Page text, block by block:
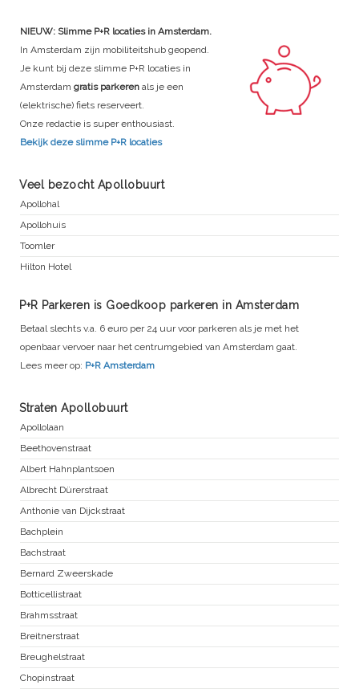
NIEUW: Slimme P+R locaties in Amsterdam.
In Amsterdam zijn mobiliteitshub geopend.
Je kunt bij deze slimme P+R locaties in
Amsterdam gratis parkeren als je een
(elektrische) fiets reserveert.
Onze redactie is super enthousiast.
Bekijk deze slimme P+R locaties
Veel bezocht Apollobuurt
Apollohal
Apollohuis
Toomler
Hilton Hotel
P+R Parkeren is Goedkoop parkeren in Amsterdam
Betaal slechts v.a. 6 euro per 24 uur voor parkeren als je met het
openbaar vervoer naar het centrumgebied van Amsterdam gaat.
Lees meer op: P+R Amsterdam
Straten Apollobuurt
Apollolaan
Beethovenstraat
Albert Hahnplantsoen
Albrecht Dürerstraat
Anthonie van Dijckstraat
Bachplein
Bachstraat
Bernard Zweerskade
Botticellistraat
Brahmsstraat
Breitnerstraat
Breughelstraat
Chopinstraat